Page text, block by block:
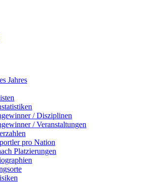
Jahres
/ Disziplinen
/ Veranstaltungen
pro Nation
Platzierungen